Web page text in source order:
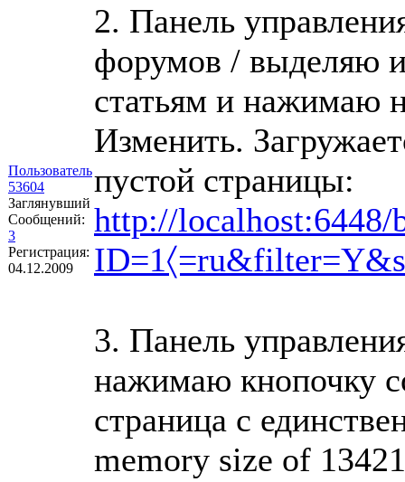
Пользователь
53604
Заглянувший
Сообщений:
3
Регистрация:
04.12.2009
2. Панель
форумов / выделяю
статьям и нажимаю
Изменить.
пустой страницы:
http://
3. Панель
нажимаю кнопочку
страница с
memory size of